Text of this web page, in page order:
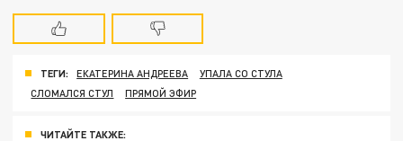
ТЕГИ: ЕКАТЕРИНА АНДРЕЕВА
УПАЛА СО СТУЛА
СЛОМАЛСЯ СТУЛ
ПРЯМОЙ ЭФИР
ЧИТАЙТЕ ТАКЖЕ: